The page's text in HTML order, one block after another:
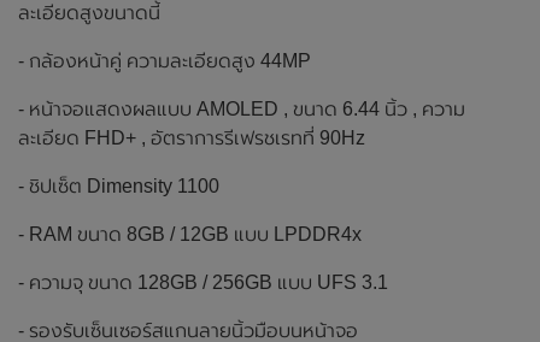
ละเอียดสูงขนาดนี้
- กล้องหน้าคู่ ความละเอียดสูง 44MP
- หน้าจอแสดงผลแบบ AMOLED , ขนาด 6.44 นิ้ว , ความ
ละเอียด FHD+ , อัตราการรีเฟรชเรทที่ 90Hz
- ชิปเซ็ต Dimensity 1100
- RAM ขนาด 8GB / 12GB แบบ LPDDR4x
- ความจุ ขนาด 128GB / 256GB แบบ UFS 3.1
- รองรับเซ็นเซอร์สแกนลายนิ้วมือบนหน้าจอ